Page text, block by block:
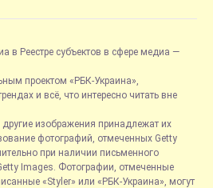
в Реестре субъектов в сфере медиа —
проектом «РБК-Украина»,
и всё, что интересно читать вне
изображения принадлежат их
фотографий, отмеченных Getty
при наличии письменного
Images. Фотографии, отмеченные
«Styler» или «РБК-Украина», могут